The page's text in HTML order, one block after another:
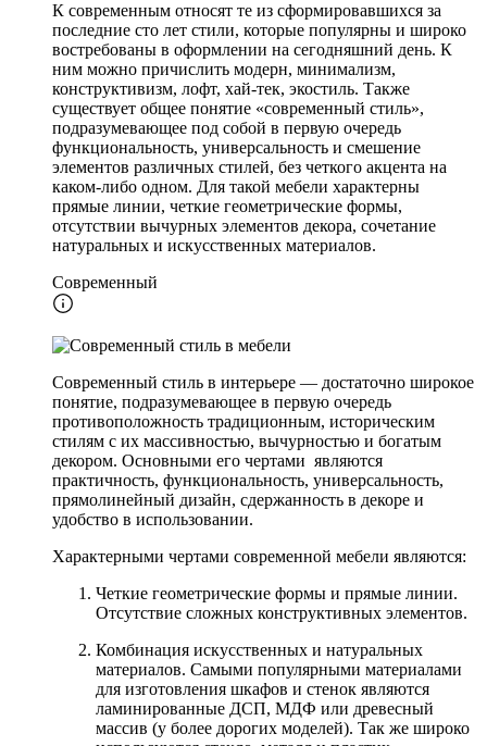
К современным относят те из сформировавшихся за
последние сто лет стили, которые популярны и широко
востребованы в оформлении на сегодняшний день. К
ним можно причислить модерн, минимализм,
конструктивизм, лофт, хай-тек, экостиль. Также
существует общее понятие «современный стиль»,
подразумевающее под собой в первую очередь
функциональность, универсальность и смешение
элементов различных стилей, без четкого акцента на
каком-либо одном. Для такой мебели характерны
прямые линии, четкие геометрические формы,
отсутствии вычурных элементов декора, сочетание
натуральных и искусственных материалов.
Современный
Современный стиль в интерьере — достаточно широкое
понятие, подразумевающее в первую очередь
противоположность традиционным, историческим
стилям с их массивностью, вычурностью и богатым
декором. Основными его чертами являются
практичность, функциональность, универсальность,
прямолинейный дизайн, сдержанность в декоре и
удобство в использовании.
Характерными чертами современной мебели являются:
Четкие геометрические формы и прямые линии.
Отсутствие сложных конструктивных элементов.
Комбинация искусственных и натуральных
материалов. Самыми популярными материалами
для изготовления шкафов и стенок являются
ламинированные ДСП, МДФ или древесный
массив (у более дорогих моделей). Так же широко